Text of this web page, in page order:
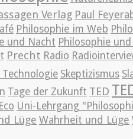
Verlag Paul
Philosophie im Web
und Nacht Philosophie
Precht Radio
Skeptizismus
Tage der Zukunft TED
Uni-Lehrgang
Lüge Wahrheit und Lüge